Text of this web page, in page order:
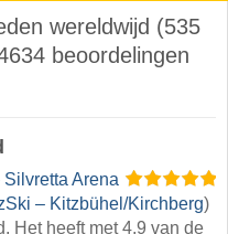
wereldwijd (535
beoordelingen
Arena
– Kitzbühel/​Kirchberg)
Het heeft met 4,9 van de